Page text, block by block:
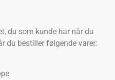
du som kunde har når du
du bestiller følgende varer: